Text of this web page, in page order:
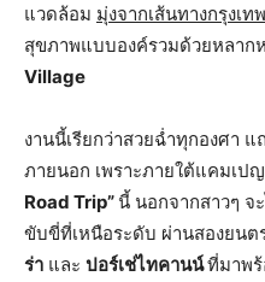
แวดล้อม มุ่งจากเส้นทางกรุงเ
สุขภาพแบบองค์รวมด้วยหลาก
Village
งานนี้เรียกว่าสวยฉ่ำทุกองศา
ภายนอก เพราะภายใต้แคมเปญ
Road Trip”นี้ นอกจากสาวๆ จ
ขับขี่ที่เหนือระดับ ผ่านสองยนต
ร่า และ ปอร์เช่ไทคานน์ที่มาพร้